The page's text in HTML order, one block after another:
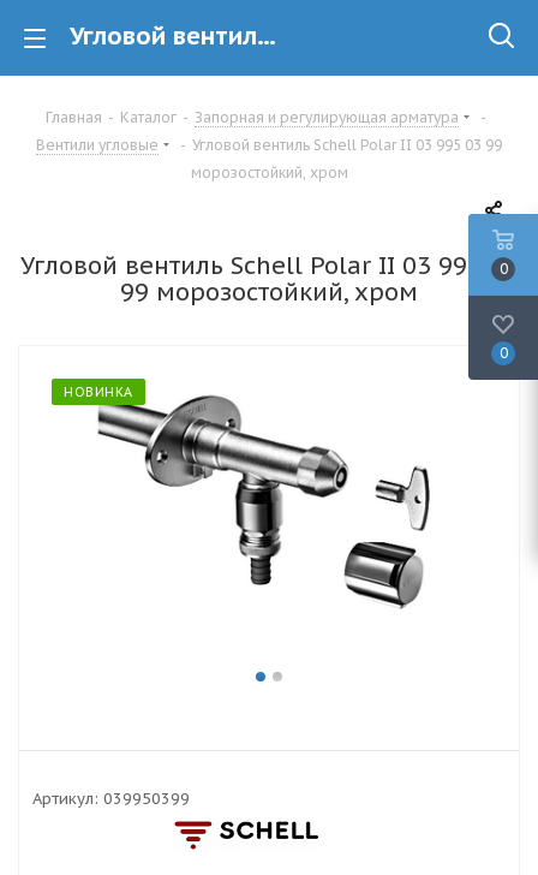
Угловой вентиль Schell Polar II 03 995 03 99 морозостойкий, хром купить в Минске
Главная - Каталог - Запорная и регулирующая арматура
-
Вентили угловые
- Угловой вентиль Schell Polar II 03 995 03 99
морозостойкий, хром
Угловой вентиль Schell Polar II 03 995 03
99 морозостойкий, хром
НОВИНКА
Артикул: 039950399
0
0